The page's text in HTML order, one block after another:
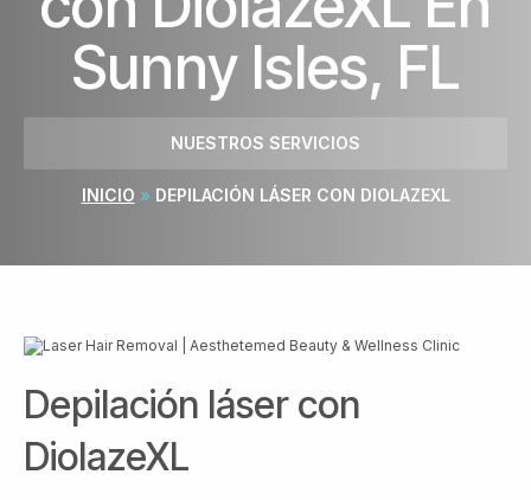
Sunny Isles, FL
NUESTROS SERVICIOS
INICIO » DEPILACIÓN LÁSER CON DIOLAZEXL
Depilación láser con
DiolazeXL